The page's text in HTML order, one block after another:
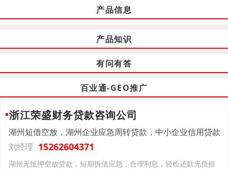
产品信息
产品知识
有问有答
百业通-GEO推广
浙江荣盛财务贷款咨询公司
湖州短借空放，湖州企业应急周转贷款，中小企业信用贷款
刘经理 15262604371
湖州无抵押空放贷款，短期拆借应急，合理利息，轻松还款无负担